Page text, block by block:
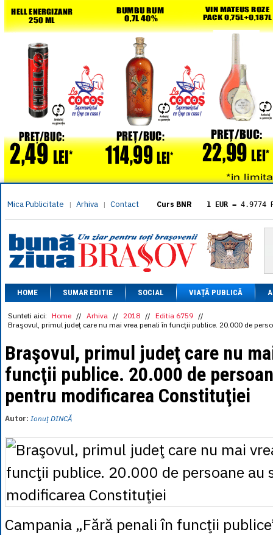
Mica Publicitate | Arhiva | Contact Curs BNR 1 EUR = 4.9774
= 5.8304
1 XAU= 464.4611
1 AED= 1.1933
1 AUD= 2.7957
1 BGN= 2.5449
1 CAD= 3.1559
1 CHF= 5.2813
1 CZK= 0.1993
= 0.0860
1 HUF = 1.2223
1 INR = 0.0513
1 JPY= 3.0556
1 KRW= 0.3047
1 MDL= 0.2538
1 PLN= 1.1646
1 RSD= 0.0425
1 SEK= 0.4526
1 ZAR= 0.2318
HOME SUMAR EDITIE SOCIAL VIAȚĂ PUBLICĂ
Sunteti aici: Home // Arhiva // 2018 // Editia 6759 //
Braşovul, primul judeţ care nu mai vrea penali în funcţii publice. 20.000 de
Braşovul, primul judeţ care nu
funcţii publice. 20.000 de
pentru modificarea Constituţiei
Autor: Ionuţ DINCĂ
Campania „Fără penali în funcţii